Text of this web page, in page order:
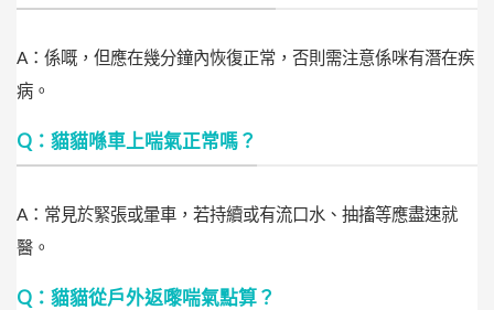
A：係嘅，但應在幾分鐘內恢復正常，否則需注意係咪有潛在疾
病。
Q：貓貓喺車上喘氣正常嗎？
A：常見於緊張或暈車，若持續或有流口水、抽搐等應盡速就
醫。
Q：貓貓從戶外返嚟喘氣點算？